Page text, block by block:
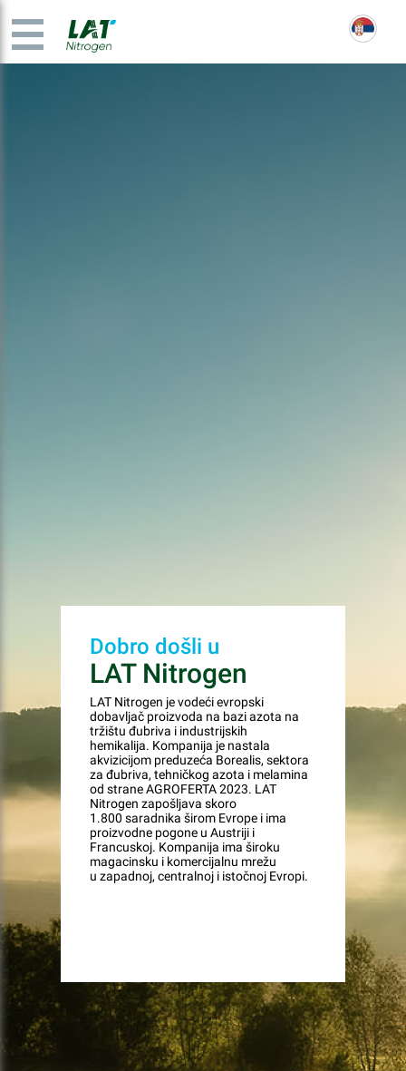
Dobro došli u
LAT Nitrogen
LAT Nitrogen je vodeći evropski
dobavljač proizvoda na bazi azota na
tržištu đubriva i industrijskih
hemikalija. Kompanija je nastala
akvizicijom preduzeća Borealis, sektora
za đubriva, tehničkog azota i melamina
od strane AGROFERTA 2023. LAT
Nitrogen zapošljava skoro
1.800 saradnika širom Evrope i ima
proizvodne pogone u Austriji i
Francuskoj. Kompanija ima široku
magacinsku i komercijalnu mrežu
u zapadnoj, centralnoj i istočnoj Evropi.